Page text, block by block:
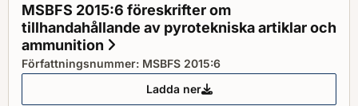
MSBFS 2015:6 föreskrifter om
tillhandahållande av pyrotekniska artiklar och
ammunition
Författningsnummer: MSBFS 2015:6
Ladda ner
MSBFS 2015:6 föreskrifter om